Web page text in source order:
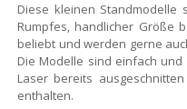
Diese kleinen Standmodelle
Rumpfes, handlicher Größe
beliebt und werden gerne
Die Modelle sind einfach
Laser bereits
enthalten.